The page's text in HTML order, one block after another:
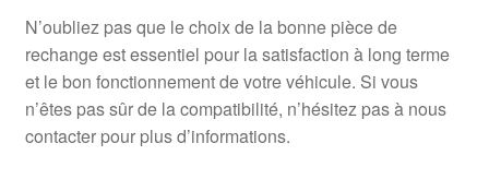
N’oubliez pas que le choix de la bonne pièce de
rechange est essentiel pour la satisfaction à long terme
et le bon fonctionnement de votre véhicule. Si vous
n’êtes pas sûr de la compatibilité, n’hésitez pas à nous
contacter pour plus d’informations.